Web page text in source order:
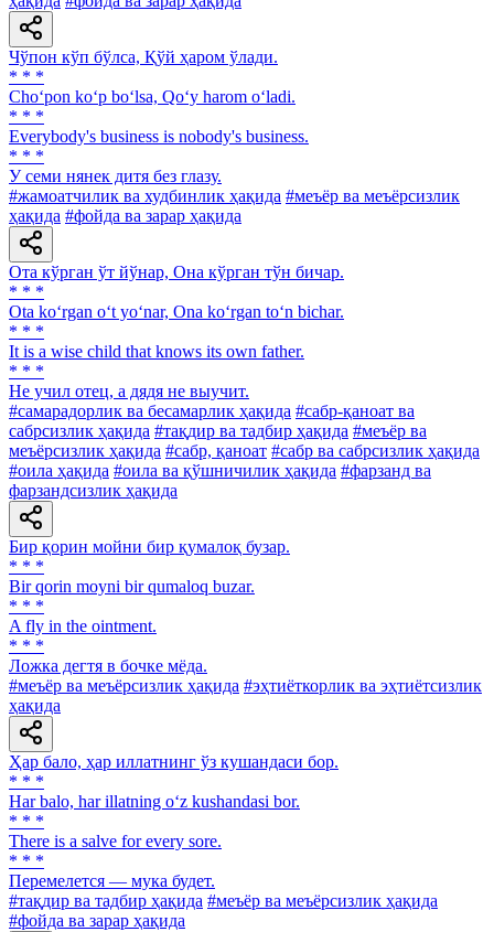
Чўпон кўп бўлса, Қўй ҳаром ўлади.
* * *
Cho‘pon ko‘p bo‘lsa, Qo‘y harom o‘ladi.
* * *
Everybody's business is nobody's business.
* * *
У семи нянек дитя без глазу.
#жамоатчилик ва худбинлик ҳақида #меъёр ва меъёрсизлик
ҳақида #фойда ва зарар ҳақида
Ота кўрган ўт йўнар, Она кўрган тўн бичар.
* * *
Ota ko‘rgan o‘t yo‘nar, Ona ko‘rgan to‘n bichar.
* * *
It is a wise child that knows its own father.
* * *
He учил отец, а дядя не выучит.
#самарадорлик ва бесамарлик ҳақида #сабр-қаноат ва
сабрсизлик ҳақида #тақдир ва тадбир ҳақида #меъёр ва
меъёрсизлик ҳақида #сабр, қаноат #сабр ва сабрсизлик ҳақида
#оила ҳақида #оила ва қўшничилик ҳақида #фарзанд ва
фарзандсизлик ҳақида
Бир қорин мойни бир қумалоқ бузар.
* * *
Bir qorin moyni bir qumaloq buzar.
* * *
A fly in the ointment.
* * *
Ложка дегтя в бочке мёда.
#меъёр ва меъёрсизлик ҳақида #эҳтиёткорлик ва эҳтиётсизлик
ҳақида
Ҳар бало, ҳар иллатнинг ўз кушандаси бор.
* * *
Har balo, har illatning o‘z kushandasi bor.
* * *
There is a salve for every sore.
* * *
Перемелется — мука будет.
#тақдир ва тадбир ҳақида #меъёр ва меъёрсизлик ҳақида
#фойда ва зарар ҳақида